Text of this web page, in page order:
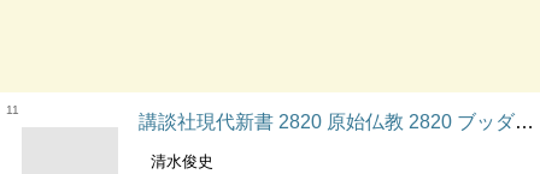
11
講談社現代新書 2820 原始仏教 2820 ブッダから大乗成立へ 講談社現代新書
清水俊史